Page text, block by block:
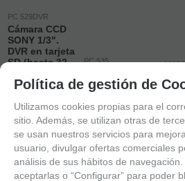
PC 529DVR
Cámara CCD
SONY 1/3".
DVR en tarjeta
SD (hasta 32
D/N.
125 EUR
+
PC 535
530 lineas
42 EUR
IVA no incluido
-
+
L332BP
169
-
Política de gestión de
Utilizamos cookies propias para el
sitio. Además, se utilizan otras de
se usan nuestros servicios para
usuario, divulgar ofertas comerciales
análisis de sus hábitos de
aceptarlas o “Configurar” para poder